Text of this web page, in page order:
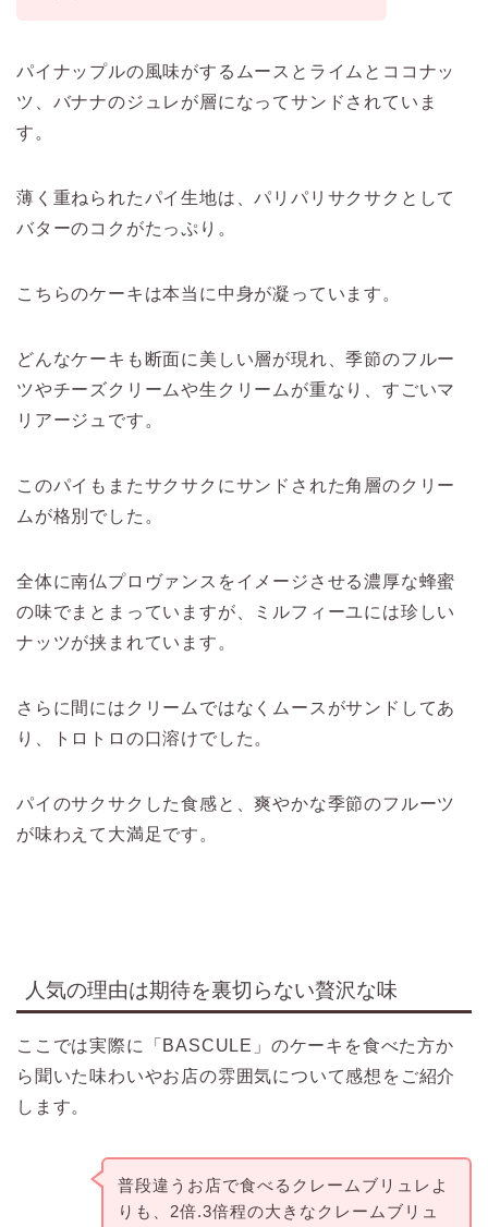
パイナップルの風味がするムースとライムとココナッ
ツ、バナナのジュレが層になってサンドされていま
す。
薄く重ねられたパイ生地は、パリパリサクサクとして
バターのコクがたっぷり。
こちらのケーキは本当に中身が凝っています。
どんなケーキも断面に美しい層が現れ、季節のフルー
ツやチーズクリームや生クリームが重なり、すごいマ
リアージュです。
このパイもまたサクサクにサンドされた角層のクリー
ムが格別でした。
全体に南仏プロヴァンスをイメージさせる濃厚な蜂蜜
の味でまとまっていますが、ミルフィーユには珍しい
ナッツが挟まれています。
さらに間にはクリームではなくムースがサンドしてあ
り、トロトロの口溶けでした。
パイのサクサクした食感と、爽やかな季節のフルーツ
が味わえて大満足です。
人気の理由は期待を裏切らない贅沢な味
ここでは実際に「 BASCULE 」のケーキを食べた方か
ら聞いた味わいやお店の雰囲気について感想をご紹介
します。
普段違うお店で食べる クレームブリュレよ
りも、2倍.3倍程の大きなクレームブリュ